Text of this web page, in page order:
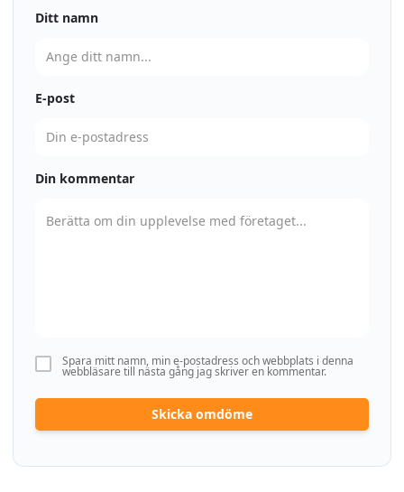
Ditt namn
E-post
Din kommentar
Spara mitt namn, min e-postadress och webbplats i denna
webbläsare till nästa gång jag skriver en kommentar.
Skicka omdöme